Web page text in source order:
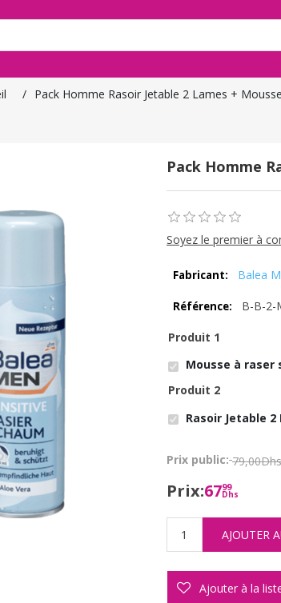
/ Pack Homme Rasoir Jetable 2 Lames +
Pack Homme
Soyez le premier à
Fabricant: Balea
Référence: B-B-2-
Produit 1
Mousse à raser
Produit 2
Rasoir Jetable 2
Prix public: 79,00Dhs
Prix:6799
Dhs